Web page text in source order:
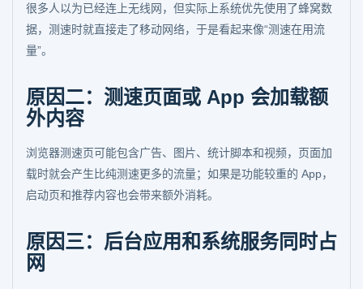
很多人以为已经连上无线网，但实际上系统优先使用了蜂窝数
据，测速时就直接走了移动网络，于是看起来像“测速在用流
量”。
原因二：测速页面或 App 会加载额
外内容
浏览器测速页可能包含广告、图片、统计脚本和视频，页面加
载时就会产生比纯测速更多的流量；如果是功能较重的 App，
启动页和推荐内容也会带来额外消耗。
原因三：后台应用和系统服务同时占
网